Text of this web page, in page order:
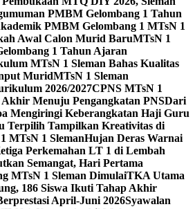
PMBM Gelombang 1 Tahun
PMBM Gelombang 1 MTsN 1
Awal Calon Murid BaruMTsN 1
1 Tahun Ajaran
MTsN 1 Sleman Bahas Kualitas
MuridMTsN 1 Sleman
2026/2027CPNS MTsN 1
Akhir Menuju Pengangkatan PNSDari
Mengiringi Keberangkatan Haji Guru
Terpilih Tampilkan Kreativitas di
MTsN 1 SlemanHujan Deras Warnai
Perkemahan LT 1 di Lembah
Semangat, Hari Pertama
MTsN 1 Sleman DimulaiTKA Utama
186 Siswa Ikuti Tahap Akhir
April-Juni 2026Syawalan